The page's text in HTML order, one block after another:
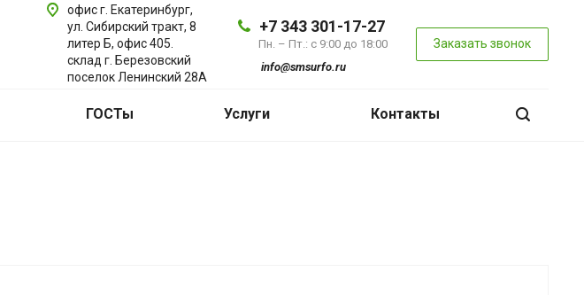
+7 343 301-17-27
Пн. – Пт.: с 9:00 до 18:00
info@smsurfo.ru
Заказать звонок
офис г. Екатеринбург,
ул. Сибирский тракт, 8
литер Б, офис 405.
склад г. Березовский
поселок Ленинский 28А
ГОСТы Услуги Контакты